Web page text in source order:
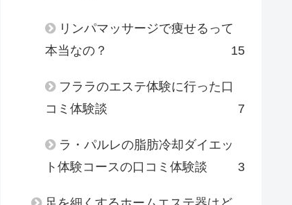
リンパマッサージで痩せるって
本当なの？
15
フララのエステ体験に行った口
コミ体験談
7
ラ・パルレの脂肪冷却ダイエッ
ト体験コースの口コミ体験談
3